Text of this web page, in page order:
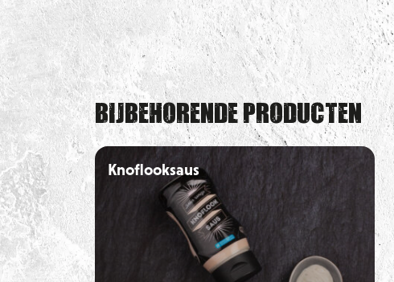
Bijbehorende producten
Knoflooksaus